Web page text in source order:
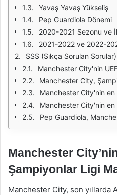
Yavaş Yavaş Yükseliş
Pep Guardiola Dönemi
2020-2021 Sezonu ve
2021-2022 ve 2022-
SSS (Sıkça Sorulan Sorular)
Manchester City'nin UEFA
Manchester City,
Manchester City'nin en
Manchester City'nin
Pep Guardiola, Manchester
Manchester
Şampiyonlar Ligi
Manchester City, son yıllarda